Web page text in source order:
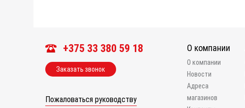
+375 33 380 59 18
Заказать звонок
Пожаловаться руководству
О компании
О компании
Новости
Адреса
магазинов